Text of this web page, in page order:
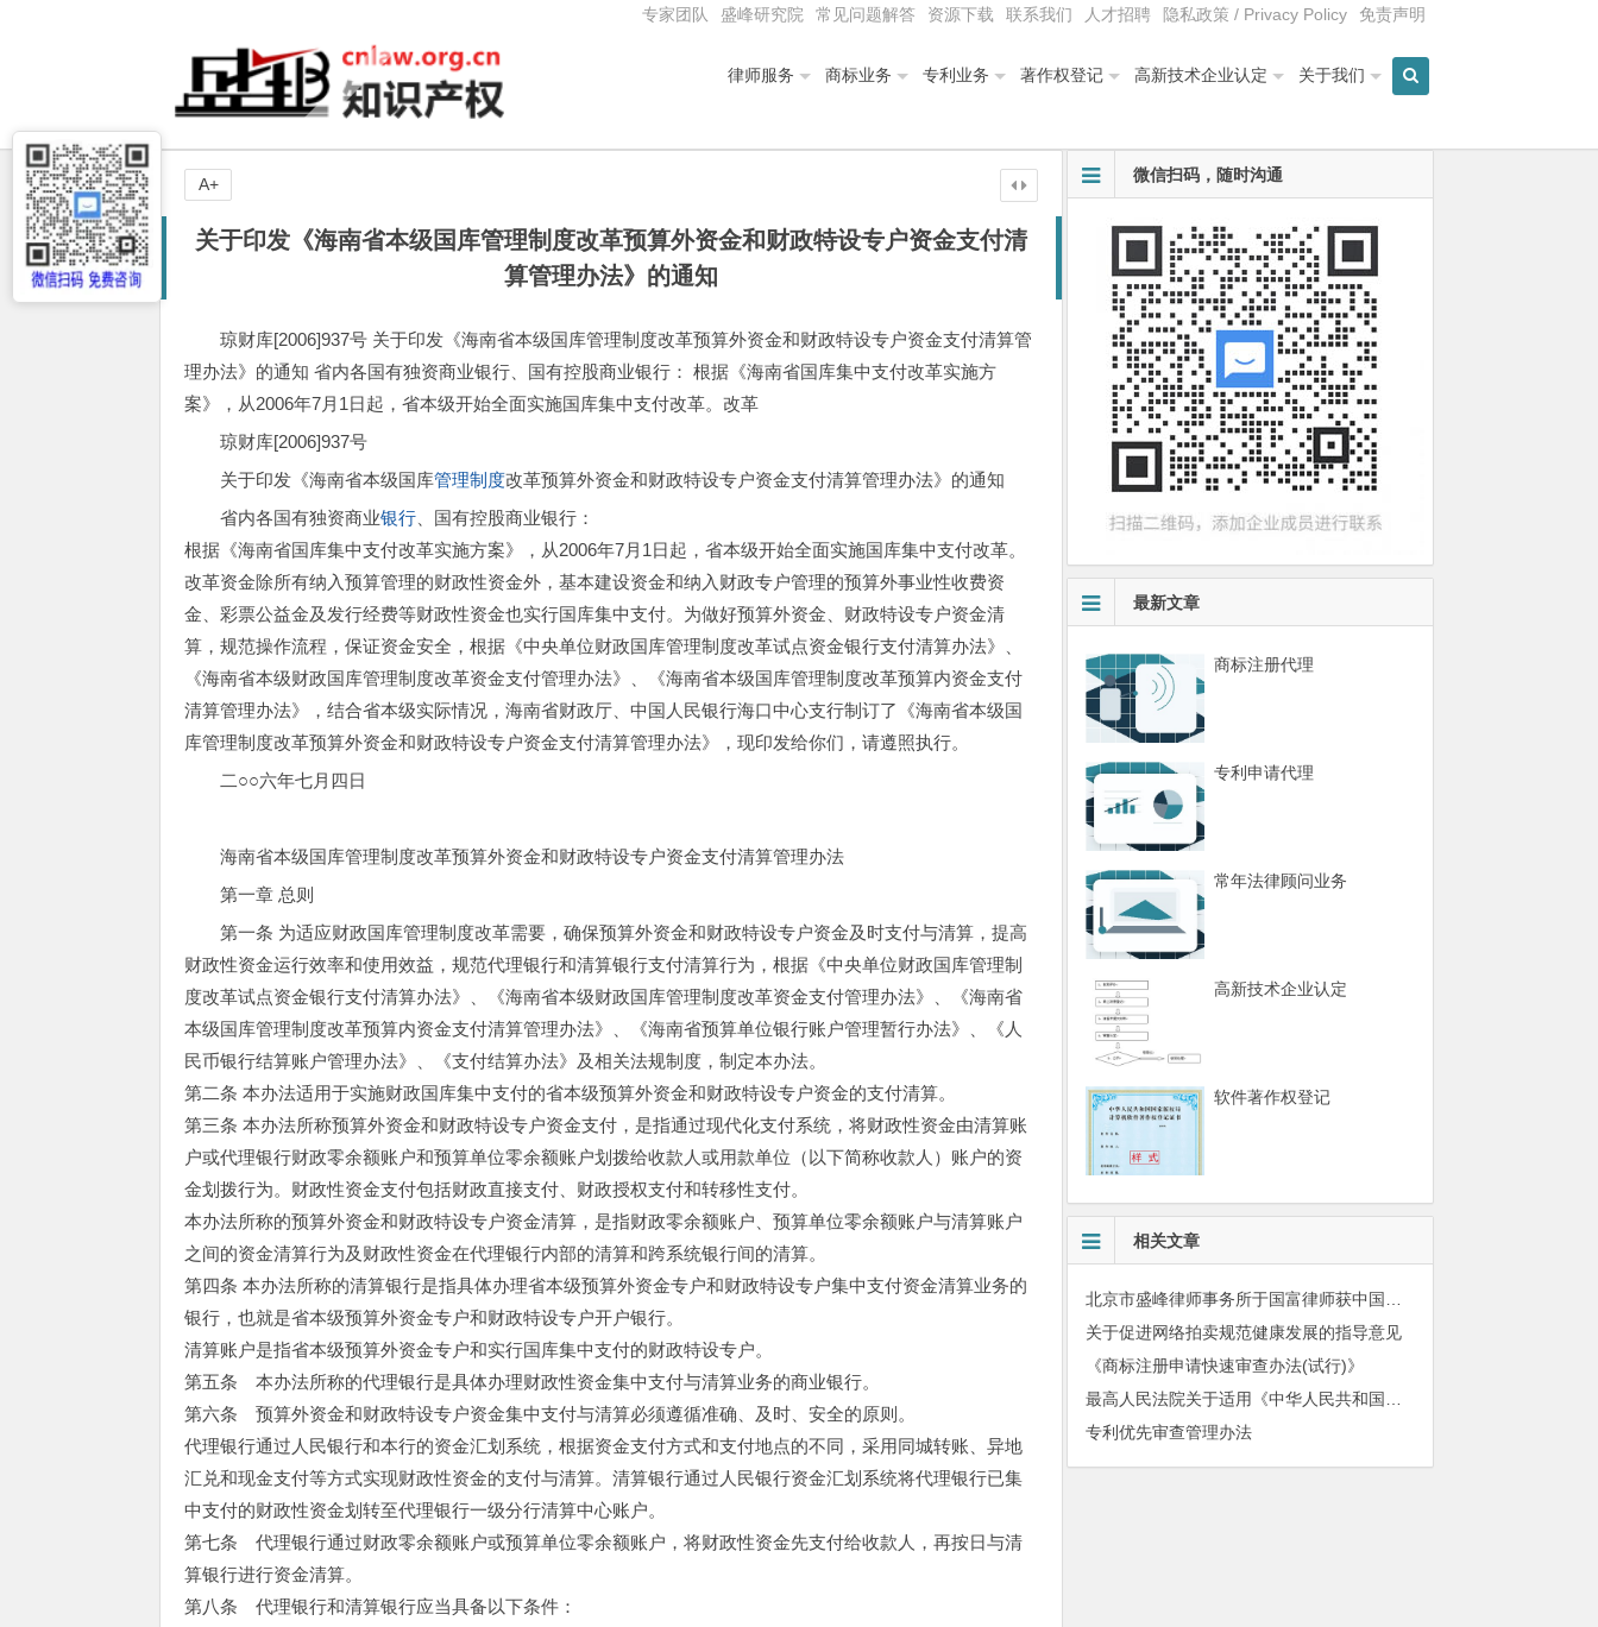
专家团队 盛峰研究院 常见问题解答 资源下载 联系我们 人才招聘 隐私政策 / Privacy Policy 免责声明
律师服务 商标业务 专利业务 著作权登记 高新技术企业认定 关于我们
关于印发《海南省本级国库管理制度改革预算外资金和财政特设专户资金支付清
算管理办法》的通知
琼财库[2006]937号 关于印发《海南省本级国库管理制度改革预算外资金和财政特设专户资金支付清算管
理办法》的通知 省内各国有独资商业银行、国有控股商业银行： 根据《海南省国库集中支付改革实施方
案》，从2006年7月1日起，省本级开始全面实施国库集中支付改革。改革
琼财库[2006]937号
关于印发《海南省本级国库管理制度改革预算外资金和财政特设专户资金支付清算管理办法》的通知
省内各国有独资商业银行 、国有控股商业银行：
根据《海南省国库集中支付改革实施方案》，从2006年7月1日起，省本级开始全面实施国库集中支付改革。
改革资金除所有纳入预算管理的财政性资金外，基本建设资金和纳入财政专户管理的预算外事业性收费资
金、彩票公益金及发行经费等财政性资金也实行国库集中支付。为做好预算外资金、财政特设专户资金清
算，规范操作流程，保证资金安全，根据《中央单位财政国库管理制度改革试点资金银行支付清算办法》、
《海南省本级财政国库管理制度改革资金支付管理办法》、《海南省本级国库管理制度改革预算内资金支付
清算管理办法》，结合省本级实际情况，海南省财政厅、中国人民银行海口中心支行制订了《海南省本级国
库管理制度改革预算外资金和财政特设专户资金支付清算管理办法》，现印发给你们，请遵照执行。
二○○六年七月四日
海南省本级国库管理制度改革预算外资金和财政特设专户资金支付清算管理办法
第一章 总则
第一条 为适应财政国库管理制度改革需要，确保预算外资金和财政特设专户资金及时支付与清算，提高
财政性资金运行效率和使用效益，规范代理银行和清算银行支付清算行为，根据《中央单位财政国库管理制
度改革试点资金银行支付清算办法》、《海南省本级财政国库管理制度改革资金支付管理办法》、《海南省
本级国库管理制度改革预算内资金支付清算管理办法》、《海南省预算单位银行账户管理暂行办法》、《人
民币银行结算账户管理办法》、《支付结算办法》及相关法规制度，制定本办法。
第二条 本办法适用于实施财政国库集中支付的省本级预算外资金和财政特设专户资金的支付清算。
第三条 本办法所称预算外资金和财政特设专户资金支付，是指通过现代化支付系统，将财政性资金由清算账
户或代理银行财政零余额账户和预算单位零余额账户划拨给收款人或用款单位（以下简称收款人）账户的资
金划拨行为。财政性资金支付包括财政直接支付、财政授权支付和转移性支付。
本办法所称的预算外资金和财政特设专户资金清算，是指财政零余额账户、预算单位零余额账户与清算账户
之间的资金清算行为及财政性资金在代理银行内部的清算和跨系统银行间的清算。
第四条 本办法所称的清算银行是指具体办理省本级预算外资金专户和财政特设专户集中支付资金清算业务的
银行，也就是省本级预算外资金专户和财政特设专户开户银行。
清算账户是指省本级预算外资金专户和实行国库集中支付的财政特设专户。
第五条 本办法所称的代理银行是具体办理财政性资金集中支付与清算业务的商业银行。
第六条 预算外资金和财政特设专户资金集中支付与清算必须遵循准确、及时、安全的原则。
代理银行通过人民银行和本行的资金汇划系统，根据资金支付方式和支付地点的不同，采用同城转账、异地
汇兑和现金支付等方式实现财政性资金的支付与清算。清算银行通过人民银行资金汇划系统将代理银行已集
中支付的财政性资金划转至代理银行一级分行清算中心账户。
第七条 代理银行通过财政零余额账户或预算单位零余额账户，将财政性资金先支付给收款人，再按日与清
算银行进行资金清算。
第八条 代理银行和清算银行应当具备以下条件：
A+ 微信扫码，随时沟通
最新文章
商标注册代理
专利申请代理
常年法律顾问业务
高新技术企业认定
软件著作权登记
相关文章
关于促进网络拍卖规范健康发展的指导意见
《商标注册申请快速审查办法(试行)》
专利优先审查管理办法